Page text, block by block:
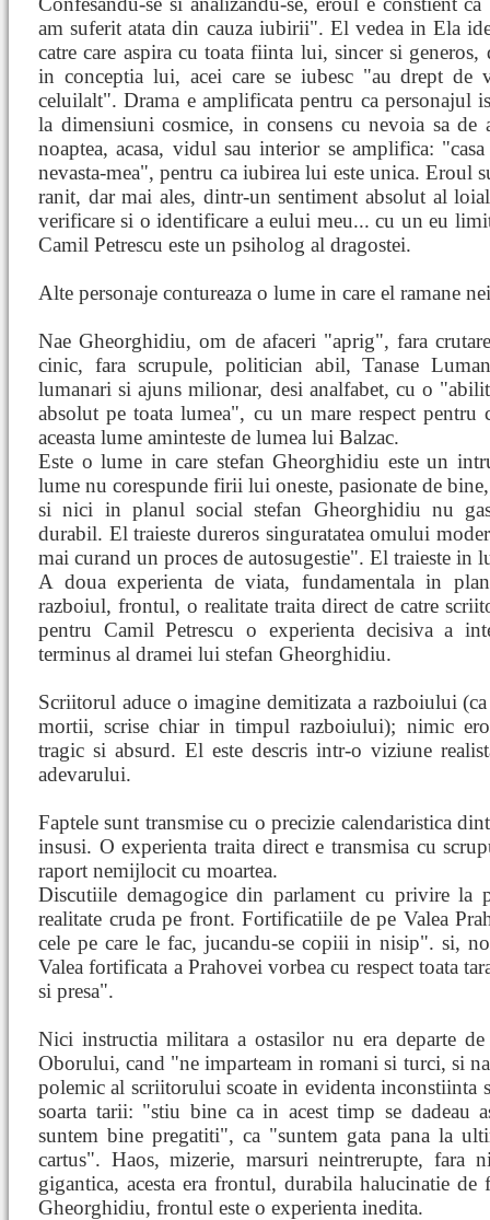
am suferit atata din cauza iubirii". El vedea in Ela
catre care aspira cu toata fiinta lui, sincer si generos,
in conceptia lui, acei care se iubesc "au drept de
celuilalt". Drama e amplificata pentru ca personajul
la dimensiuni cosmice, in consens cu nevoia sa de
noaptea, acasa, vidul sau interior se amplifica:
nevasta-mea", pentru ca iubirea lui este unica. Eroul
ranit, dar mai ales, dintr-un sentiment absolut al
verificare si o identificare a eului meu... cu un eu
Camil Petrescu este un psiholog al dragostei.
Alte personaje contureaza o lume in care el ramane
Nae Gheorghidiu, om de afaceri "aprig", fara
cinic, fara scrupule, politician abil, Tanase
lumanari si ajuns milionar, desi analfabet, cu o
absolut pe toata lumea", cu un mare respect pentru
aceasta lume aminteste de lumea lui Balzac.
Este o lume in care stefan Gheorghidiu este un
lume nu corespunde firii lui oneste, pasionate de
si nici in planul social stefan Gheorghidiu nu
durabil. El traieste dureros singuratatea omului
mai curand un proces de autosugestie". El traieste in
A doua experienta de viata, fundamentala in
razboiul, frontul, o realitate traita direct de catre
pentru Camil Petrescu o experienta decisiva a
terminus al dramei lui stefan Gheorghidiu.
Scriitorul aduce o imagine demitizata a razboiului
mortii, scrise chiar in timpul razboiului); nimic
tragic si absurd. El este descris intr-o viziune
adevarului.
Faptele sunt transmise cu o precizie calendaristica
insusi. O experienta traita direct e transmisa cu
raport nemijlocit cu moartea.
Discutiile demagogice din parlament cu privire la
realitate cruda pe front. Fortificatiile de pe Valea
cele pe care le fac, jucandu-se copiii in nisip". si,
Valea fortificata a Prahovei vorbea cu respect toata
si presa".
Nici instructia militara a ostasilor nu era departe
Oborului, cand "ne imparteam in romani si turci, si
polemic al scriitorului scoate in evidenta inconstiinta
soarta tarii: "stiu bine ca in acest timp se dadeau
suntem bine pregatiti", ca "suntem gata pana la
cartus". Haos, mizerie, marsuri neintrerupte, fara
gigantica, acesta era frontul, durabila halucinatie de
Gheorghidiu, frontul este o experienta inedita.